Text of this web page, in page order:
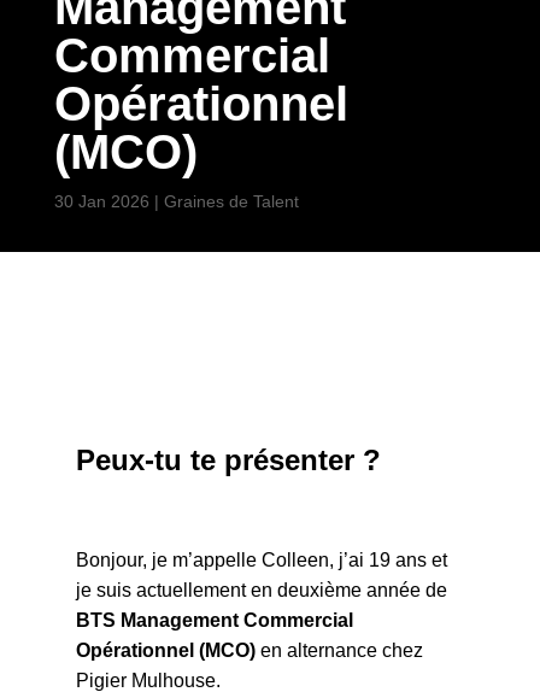
Commercial
Opérationnel
(MCO)
30 Jan 2026 | Graines de Talent
Peux-tu te présenter ?
Bonjour, je m’appelle Colleen, j’ai 19 ans et
je suis actuellement en deuxième année de
BTS Management Commercial
Opérationnel (MCO)en alternance chez
Pigier Mulhouse.